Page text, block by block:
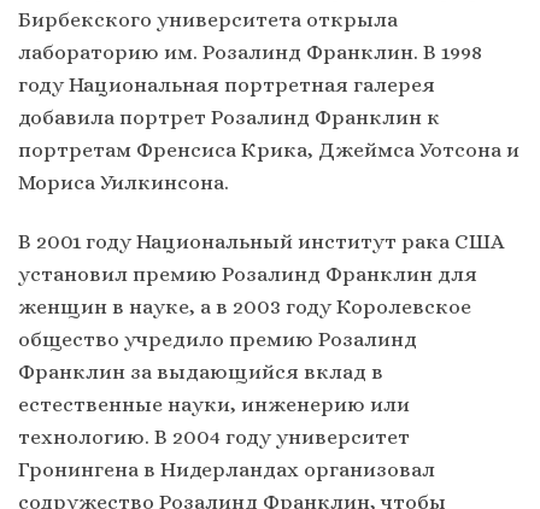
Бирбекского университета открыла
лабораторию им. Розалинд Франклин. В 1998
году Национальная портретная галерея
добавила портрет Розалинд Франклин к
портретам Френсиса Крика, Джеймса Уотсона и
Мориса Уилкинсона.
В 2001 году Национальный институт рака США
установил премию Розалинд Франклин для
женщин в науке, а в 2003 году Королевское
общество учредило премию Розалинд
Франклин за выдающийся вклад в
естественные науки, инженерию или
технологию. В 2004 году университет
Гронингена в Нидерландах организовал
содружество Розалинд Франклин, чтобы